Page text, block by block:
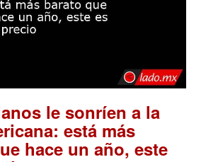
le sonríen a la
está más
hace un año, este